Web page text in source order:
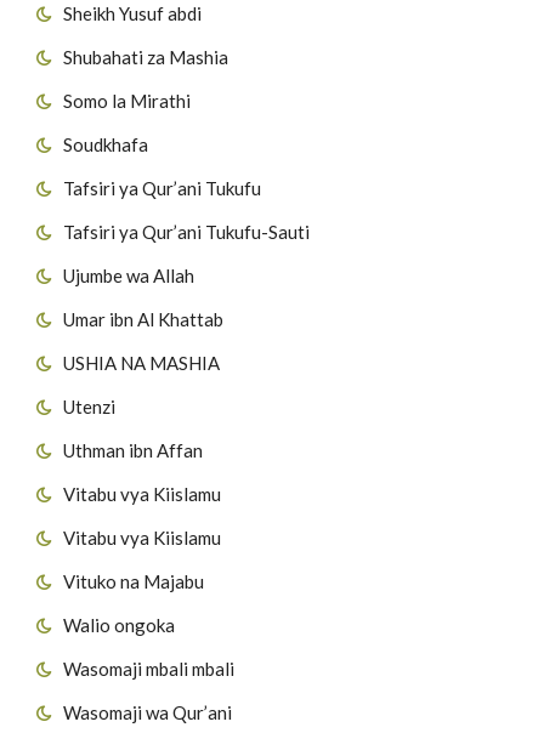
Sheikh Yusuf abdi
Shubahati za Mashia
Somo la Mirathi
Soudkhafa
Tafsiri ya Qur’ani Tukufu
Tafsiri ya Qur’ani Tukufu-Sauti
Ujumbe wa Allah
Umar ibn Al Khattab
USHIA NA MASHIA
Utenzi
Uthman ibn Affan
Vitabu vya Kiislamu
Vitabu vya Kiislamu
Vituko na Majabu
Walio ongoka
Wasomaji mbali mbali
Wasomaji wa Qur’ani